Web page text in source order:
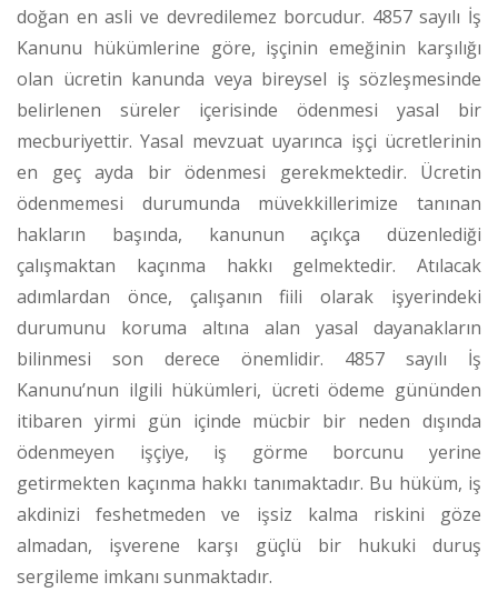
doğan en asli ve devredilemez borcudur. 4857 sayılı İş
Kanunu hükümlerine göre, işçinin emeğinin karşılığı
olan ücretin kanunda veya bireysel iş sözleşmesinde
belirlenen süreler içerisinde ödenmesi yasal bir
mecburiyettir. Yasal mevzuat uyarınca işçi ücretlerinin
en geç ayda bir ödenmesi gerekmektedir. Ücretin
ödenmemesi durumunda müvekkillerimize tanınan
hakların başında, kanunun açıkça düzenlediği
çalışmaktan kaçınma hakkı gelmektedir. Atılacak
adımlardan önce, çalışanın fiili olarak işyerindeki
durumunu koruma altına alan yasal dayanakların
bilinmesi son derece önemlidir. 4857 sayılı İş
Kanunu’nun ilgili hükümleri, ücreti ödeme gününden
itibaren yirmi gün içinde mücbir bir neden dışında
ödenmeyen işçiye, iş görme borcunu yerine
getirmekten kaçınma hakkı tanımaktadır. Bu hüküm, iş
akdinizi feshetmeden ve işsiz kalma riskini göze
almadan, işverene karşı güçlü bir hukuki duruş
sergileme imkanı sunmaktadır.